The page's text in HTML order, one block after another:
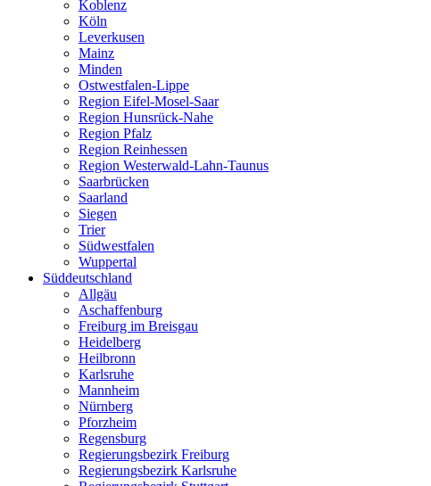
Koblenz
Köln
Leverkusen
Mainz
Minden
Ostwestfalen-Lippe
Region Eifel-Mosel-Saar
Region Hunsrück-Nahe
Region Pfalz
Region Reinhessen
Region Westerwald-Lahn-Taunus
Saarbrücken
Saarland
Siegen
Trier
Südwestfalen
Wuppertal
Süddeutschland
Allgäu
Aschaffenburg
Freiburg im Breisgau
Heidelberg
Heilbronn
Karlsruhe
Mannheim
Nürnberg
Pforzheim
Regensburg
Regierungsbezirk Freiburg
Regierungsbezirk Karlsruhe